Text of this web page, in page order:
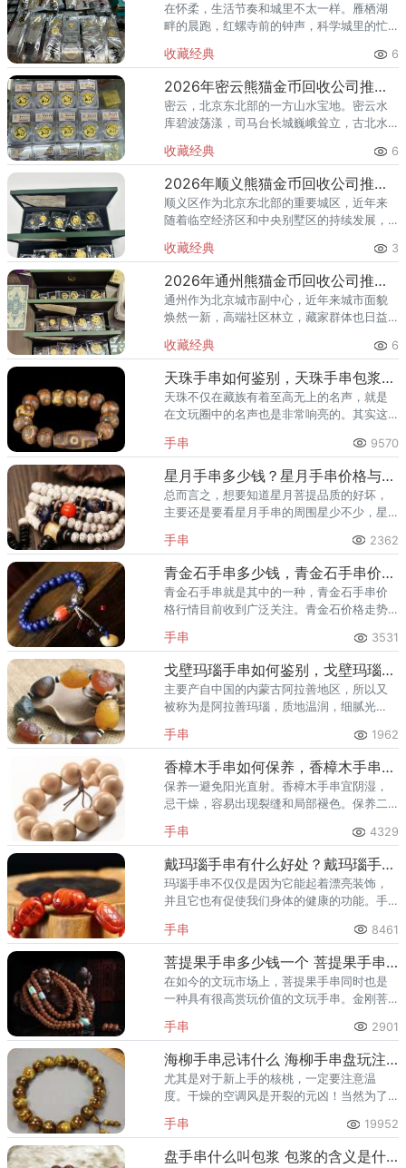
在怀柔，生活节奏和城里不太一样。雁栖湖
畔的晨跑，红螺寺前的钟声，科学城里的忙
值。熊猫金币作为兼具投资与收藏属性的热
门品种，在怀柔的藏家圈子里一
收藏经典 6
2026年密云熊猫金币回收公司推荐 密云回收熊猫金币正规渠道
密云，北京东北部的一方山水宝地。密云水
库碧波荡漾，司马台长城巍峨耸立，古北水
的土地上，越来越多的人开始关注钱币收
藏，熊猫金币凭借其国家法定货币
收藏经典 6
2026年顺义熊猫金币回收公司推荐 顺义回收熊猫金币渠道
顺义区作为北京东北部的重要城区，近年来
随着临空经济区和中央别墅区的持续发展，
量也在稳步增长。然而，不少顺义藏家在考
虑出手熊猫金币时，总会遇到一
收藏经典 3
2026年通州熊猫金币回收公司推荐 通州出手熊猫金币藏家该选哪家？
通州作为北京城市副中心，近年来城市面貌
焕然一新，高端社区林立，藏家群体也日益
爱琴海购物公园，从行政办公区到运河商务
区，关注钱币收藏的人越来越多
收藏经典 6
天珠手串如何鉴别，天珠手串包浆图片
天珠不仅在藏族有着至高无上的名声，就是
在文玩圈中的名声也是非常响亮的。其实这
磕碰产生的月牙状，马蹄状风化纹；
手串 9570
星月手串多少钱？星月手串价格与图片
总而言之，想要知道星月菩提品质的好坏，
主要还是要看星月手串的周围星少不少，星
否足够多。
手串 2362
青金石手串多少钱，青金石手串价格与图片
青金石手串就是其中的一种，青金石手串价
格行情目前收到广泛关注。青金石价格走势
金石首饰佩戴衬肤白皙，高贵气质，夏季佩
戴使皮肤清凉、舒适。
手串 3531
戈壁玛瑙手串如何鉴别，戈壁玛瑙手串包浆图片
主要产自中国的内蒙古阿拉善地区，所以又
被称为是阿拉善玛瑙，质地温润，细腻光
硬胜过和田玉，达7.8摩氏度，被誉为大地“舍
利”。
手串 1962
香樟木手串如何保养，香樟木手串保养方法
保养一避免阳光直射。香樟木手串宜阴湿，
忌干燥，容易出现裂缝和局部褪色。保养二
及手串。
手串 4329
戴玛瑙手串有什么好处？戴玛瑙手串的作用与功效
玛瑙手串不仅仅是因为它能起着漂亮装饰，
并且它也有促使我们身体的健康的功能。手
液全靠心脏的压力来完成。
手串 8461
菩提果手串多少钱一个 菩提果手串市场价格多少钱
在如今的文玩市场上，菩提果手串同时也是
一种具有很高赏玩价值的文玩手串。金刚菩
红润的神奇效果。
手串 2901
海柳手串忌讳什么 海柳手串盘玩注意事项
尤其是对于新上手的核桃，一定要注意温
度。干燥的空调风是开裂的元凶！当然为了
可以的，但切忌过量。包括手上的护肤油，
尽量不要在油多的时候盘串。
手串 19952
盘手串什么叫包浆 包浆的含义是什么